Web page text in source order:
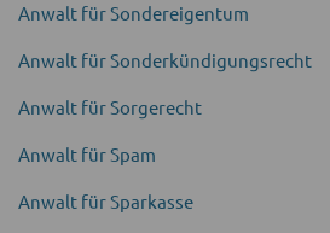
Anwalt für Sonder­eigentum
Anwalt für Sonder­kündigungs­recht
Anwalt für Sorgerecht
Anwalt für Spam
Anwalt für Spar­kasse